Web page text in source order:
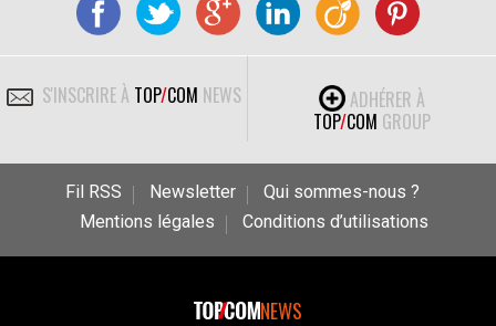
S'INSCRIRE À TOP/COM NEWS
ADHÉRER À
TOP/COM GROUP
Fil RSS Newsletter
Qui sommes-nous ?
Mentions légales
Conditions d’utilisations
NEWS